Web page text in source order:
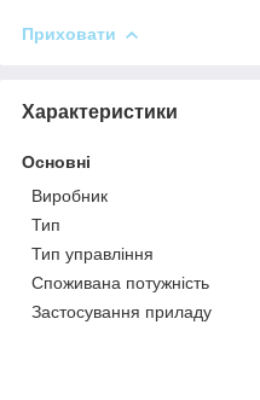
Приховати
Характеристики
Основні
Виробник
Тип
Тип управління
Споживана потужність
Застосування приладу